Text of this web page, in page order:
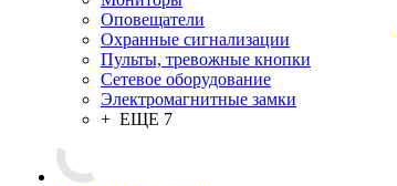
Оповещатели
Охранные сигнализации
Пульты, тревожные кнопки
Сетевое оборудование
Электромагнитные замки
+ ЕЩЕ 7